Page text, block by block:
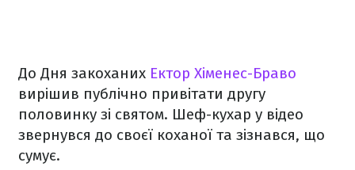
До Дня закоханих Ектор Хіменес-Браво
вирішив публічно привітати другу
половинку зі святом. Шеф-кухар у відео
звернувся до своєї коханої та зізнався, що
сумує.